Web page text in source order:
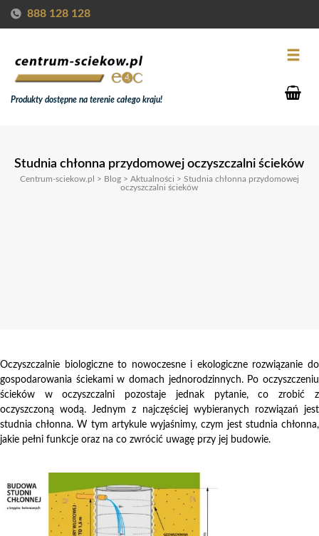
888 128 128
Produkty dostępne na terenie całego kraju!
Studnia chłonna przydomowej oczyszczalni ścieków
Centrum-sciekow.pl > Blog > Aktualności > Studnia chłonna przydomowej
oczyszczalni ścieków
Oczyszczalnie biologiczne to nowoczesne i ekologiczne rozwiązanie do
gospodarowania ściekami w domach jednorodzinnych. Po oczyszczeniu
ścieków w oczyszczalni pozostaje jednak pytanie, co zrobić z
oczyszczoną wodą. Jednym z najczęściej wybieranych rozwiązań jest
studnia chłonna. W tym artykule wyjaśnimy, czym jest studnia chłonna,
jakie pełni funkcje oraz na co zwrócić uwagę przy jej budowie.